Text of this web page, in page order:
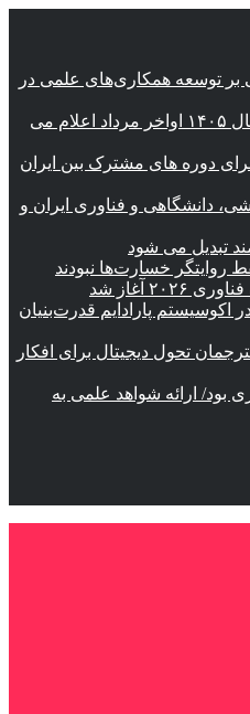
بر توسعه همکاری‌های علمی در
نتایج نهایی آزمون دکتری سال ۱۴۰۵ اواخر مرداد اعلام می
دوره های مشترک بین ایران
دانشگاهی و فناوری ایران و
تبدیل می شود
روایتگر خسارت‌ها نبودند
آغاز شد
اکوسیستم پارادایم قدرت‌بنیان
تحول دیجیتال برای افکار
بود/ ارائه شواهد علمی به